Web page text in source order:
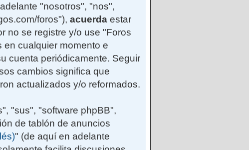
"nosotros", "nos",
foros"), acuerda estar
no se registre y/o use "Foros
cualquier momento e
cuenta periódicamente. Seguir
cambios significa que
actualizados y/o reformados.
"sus", "software phpBB",
de tablón de anuncios
" (de aquí en adelante